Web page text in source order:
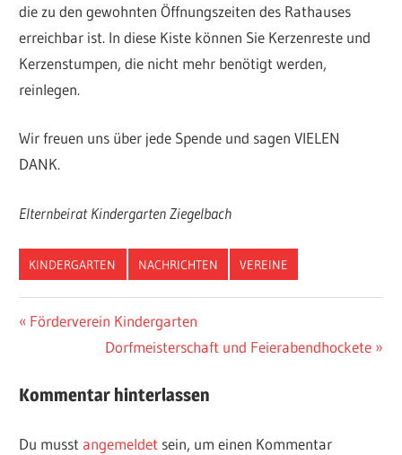
die zu den gewohnten Öffnungszeiten des Rathauses
erreichbar ist. In diese Kiste können Sie Kerzenreste und
Kerzenstumpen, die nicht mehr benötigt werden,
reinlegen.
Wir freuen uns über jede Spende und sagen VIELEN
DANK.
Elternbeirat Kindergarten Ziegelbach
KINDERGARTEN NACHRICHTEN VEREINE
Beitragsnavigation
Vorheriger
Förderverein Kindergarten
Nächster
Dorfmeisterschaft und Feierabendhockete
Kommentar hinterlassen
Du musstangemeldet sein, um einen Kommentar